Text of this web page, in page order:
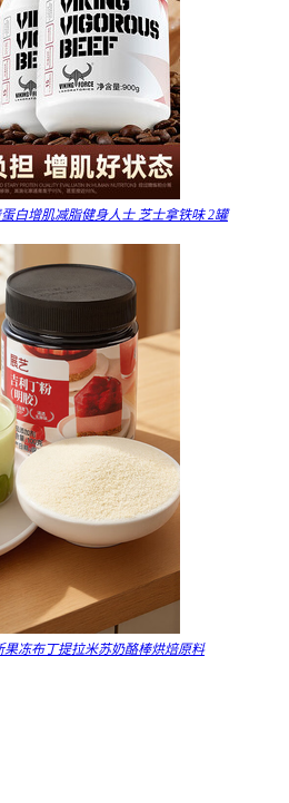
白增肌减脂健身人士 芝士拿铁味 2罐
冻布丁提拉米苏奶酪棒烘焙原料